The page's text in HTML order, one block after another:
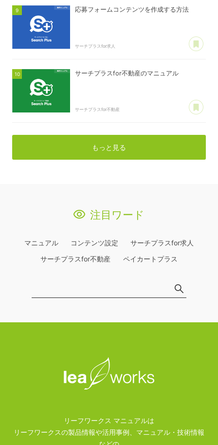
応募フォームコンテンツを作成する方法
サーチプラスfor求人
サーチプラスfor不動産のマニュアル
サーチプラスfor不動産
もっと見る
注目ワード
マニュアル コンテンツ設定
サーチプラスfor求人
サーチプラスfor不動産
ペイカートプラス
リーフワークス マニュアルは
リーフワークスの製品情報や活用事例、マニュアル・技術情報